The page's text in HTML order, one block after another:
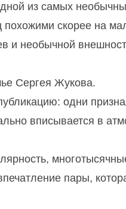
из самых
похожими скорее на
и необычной
Сергея Жукова.
одни
вписывается в
пары,